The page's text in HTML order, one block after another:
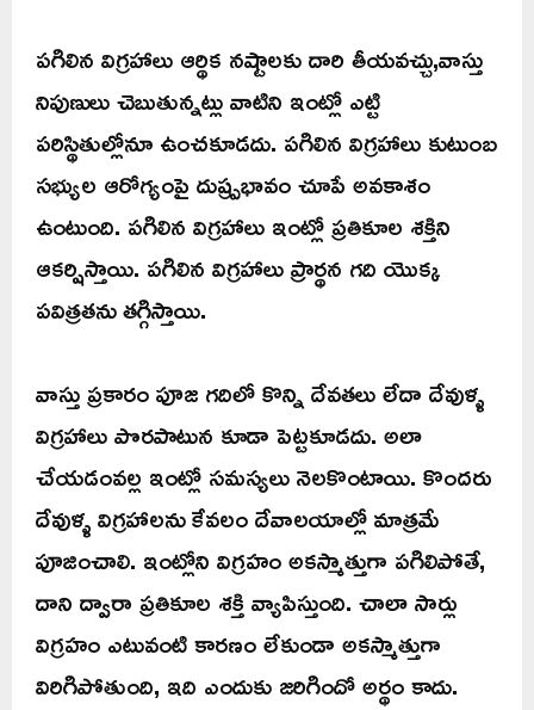
పగిలిన విగ్రహాలు ఆర్థిక నష్టాలకు దారి తీయవచ్చు,వాస్తు
నిపుణులు చెబుతున్నట్లు వాటిని ఇంట్లో ఎట్టి
పరిస్థితుల్లోనూ ఉంచకూడదు. పగిలిన విగ్రహాలు కుటుంబ
సభ్యుల ఆరోగ్యంపై దుష్ప్రభావం చూపే అవకాశం
ఉంటుంది. పగిలిన విగ్రహాలు ఇంట్లో ప్రతికూల శక్తిని
ఆకర్షిస్తాయి. పగిలిన విగ్రహాలు ప్రార్థన గది యొక్క
పవిత్రతను తగ్గిస్తాయి.
వాస్తు ప్రకారం పూజ గదిలో కొన్ని దేవతలు లేదా దేవుళ్ళ
విగ్రహాలు పొరపాటున కూడా పెట్టకూడదు. అలా
చేయడంవల్ల ఇంట్లో సమస్యలు నెలకొంటాయి. కొందరు
దేవుళ్ళ విగ్రహాలను కేవలం దేవాలయాల్లో మాత్రమే
పూజించాలి. ఇంట్లోని విగ్రహం అకస్మాత్తుగా పగిలిపోతే,
దాని ద్వారా ప్రతికూల శక్తి వ్యాపిస్తుంది. చాలా సార్లు
విగ్రహం ఎటువంటి కారణం లేకుండా అకస్మాత్తుగా
విరిగిపోతుంది, ఇది ఎందుకు జరిగిందో అర్థం కాదు.